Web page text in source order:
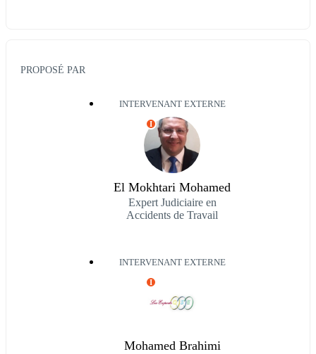
PROPOSÉ PAR
INTERVENANT EXTERNE
I
El Mokhtari Mohamed
Expert Judiciaire en
Accidents de Travail
INTERVENANT EXTERNE
I
Mohamed Brahimi